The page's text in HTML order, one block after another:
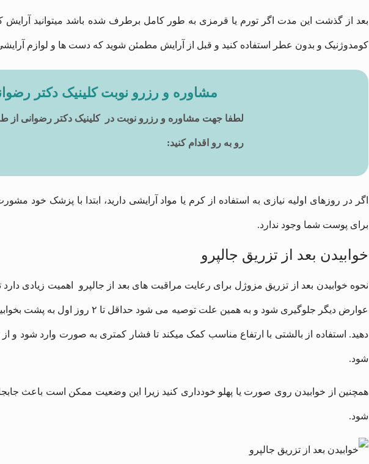
بعد از گذشت این مدت اگر تورم یا قرمزی به طور کامل برطرف شده باشد میتوانید آرایش
کومدوژنیک و بدون عطر استفاده کنید و قبل از آرایش مطمئن شوید که دست‌ ها و لوازم آرایشی
مشاوره و رزرو نوبت کلینیک دکتر
لطفا جهت مشاوره و رزرو نوبت در کلینیک دکتر رضوانی از
رو به رو اقدام کنید:
اگر در روزهای اولیه نیازی به استفاده از کرم یا مواد آرایشی دارید، ابتدا با پزشک خود
برای پوست شما وجود ندارد.
خوابیدن بعد از تزریق جالپرو
نحوه خوابیدن بعد از تزریق مزوژل برای رعایت مراقبت های بعد از جالپرو اهمیت زیادی دارد
عوارض دیگر جلوگیری شود و به همین علت
دهید. استفاده از بالشتی با ارتفاع مناسب کمک میکند تا فشار کمتری به صورت وارد شود و
شود.
همچنین از خوابیدن روی صورت یا پهلو خودداری کنید زیرا این وضعیت ممکن است باعث
شود.